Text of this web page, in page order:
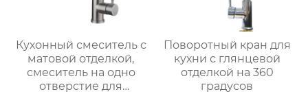
Кухонный смеситель с
матовой отделкой,
смеситель на одно
отверстие для
Поворотный кран для
кухни с глянцевой
отделкой на 360
градусов